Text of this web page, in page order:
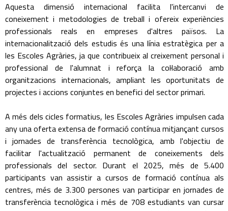
Aquesta dimensió internacional facilita l'intercanvi de
coneixement i metodologies de treball i ofereix experiències
professionals reals en empreses d'altres països. La
internacionalització dels estudis és una línia estratègica per a
les Escoles Agràries, ja que contribueix al creixement personal i
professional de l'alumnat i reforça la col·laboració amb
organitzacions internacionals, ampliant les oportunitats de
projectes i accions conjuntes en benefici del sector primari.
A més dels cicles formatius, les Escoles Agràries impulsen cada
any una oferta extensa de formació contínua mitjançant cursos
i jornades de transferència tecnològica, amb l'objectiu de
facilitar l'actualització permanent de coneixements dels
professionals del sector. Durant el 2025, més de 5.400
participants van assistir a cursos de formació contínua als
centres, més de 3.300 persones van participar en jornades de
transferència tecnològica i més de 708 estudiants van cursar